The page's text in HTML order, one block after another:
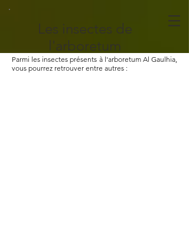
Les insectes de
l'arboretum
Parmi les insectes présents à l'arboretum Al Gaulhia,
vous pourrez retrouver entre autres :